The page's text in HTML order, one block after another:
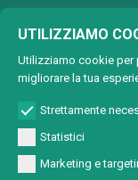
Soluzioni
UTILIZZIAMO
Utilizziamo cookie per
migliorare la tua
Strettamente
Statistici
Marketing e